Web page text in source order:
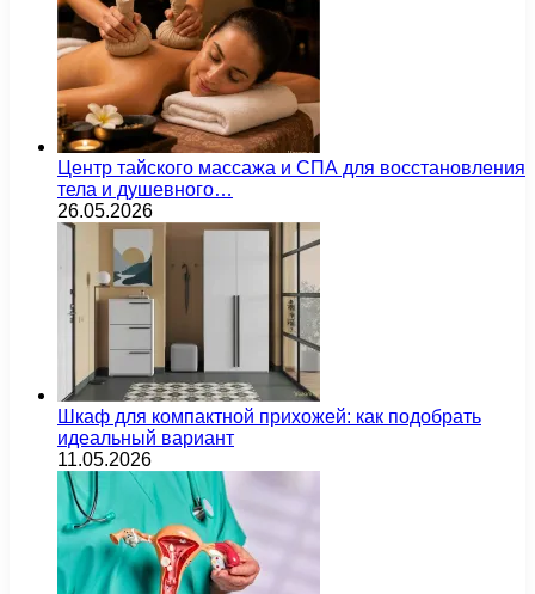
Центр тайского массажа и СПА для восстановления
тела и душевного…
26.05.2026
Шкаф для компактной прихожей: как подобрать
идеальный вариант
11.05.2026